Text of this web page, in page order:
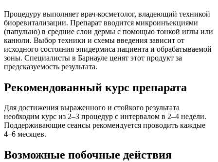
Процедуру выполняет врач-косметолог, владеющий техникой
биоревитализации. Препарат вводится микроинъекциями
(папульно) в средние слои дермы с помощью тонкой иглы или
канюли. Выбор техники и схемы введения зависит от
исходного состояния эпидермиса пациента и обрабатываемой
зоны. Специалисты в Барнауле ценят этот продукт за
предсказуемость результата.
Рекомендованный курс препарата
Для достижения выраженного и стойкого результата
необходим курс из 2–3 процедур с интервалом в 2–4 недели.
Поддерживающие сеансы рекомендуется проводить каждые
4–6 месяцев.
Возможные побочные действия